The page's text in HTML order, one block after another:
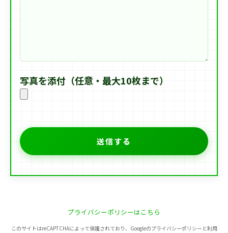
写真を添付（任意・最大10枚まで）
プライバシーポリシーはこちら
このサイトはreCAPTCHAによって保護されており、Googleのプライバシーポリシーと利用